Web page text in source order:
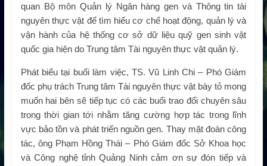
quan Bộ môn Quản lý Ngân hàng gen và Thông tin tài
nguyên thực vật để tìm hiểu cơ chế hoạt động, quản lý và
vận hành của hệ thống cơ sở dữ liệu quỹ gen sinh vật
quốc gia hiện do Trung tâm Tài nguyên thực vật quản lý.
Phát biểu tại buổi làm việc, TS. Vũ Linh Chi – Phó Giám
đốc phụ trách Trung tâm Tài nguyên thực vật bày tỏ mong
muốn hai bên sẽ tiếp tục có các buổi trao đổi chuyên sâu
trong thời gian tới nhằm tăng cường hợp tác trong lĩnh
vực bảo tồn và phát triển nguồn gen. Thay mặt đoàn công
tác, ông Phạm Hồng Thái – Phó Giám đốc Sở Khoa học
và Công nghệ tỉnh Quảng Ninh cảm ơn sự đón tiếp và